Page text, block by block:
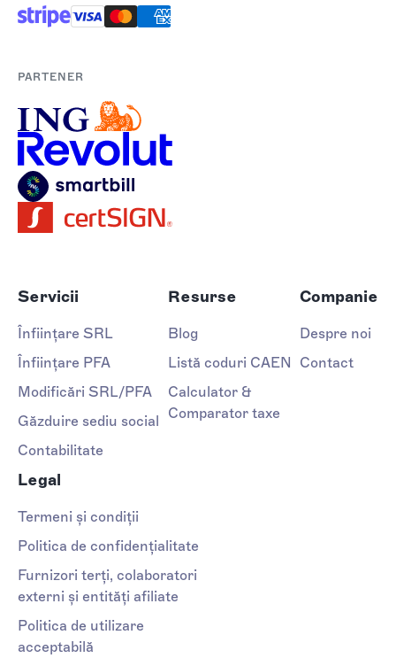
PARTENER
Servicii
Înființare SRL
Înființare PFA
Modificări SRL/PFA
Găzduire sediu social
Contabilitate
Resurse
Blog
Listă coduri CAEN
Calculator &
Comparator taxe
Companie
Despre noi
Contact
Legal
Termeni și condiții
Politica de confidențialitate
Furnizori terți, colaboratori
externi și entități afiliate
Politica de utilizare
acceptabilă